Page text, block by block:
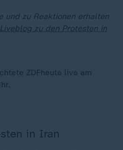
und zu Reaktionen erhalten
Liveblog zu den Protesten in
ZDFheute live am
in Iran